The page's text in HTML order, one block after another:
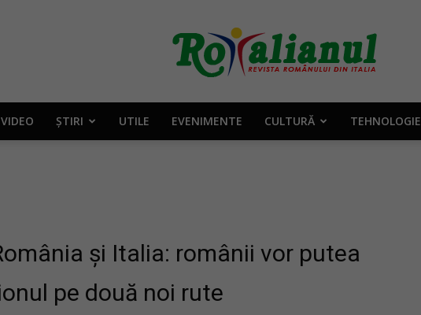
Rotalianul
VIDEO ȘTIRI UTILE EVENIMENTE CULTURĂ TEHNOLOGIE
și Italia: românii vor putea
pe două noi rute